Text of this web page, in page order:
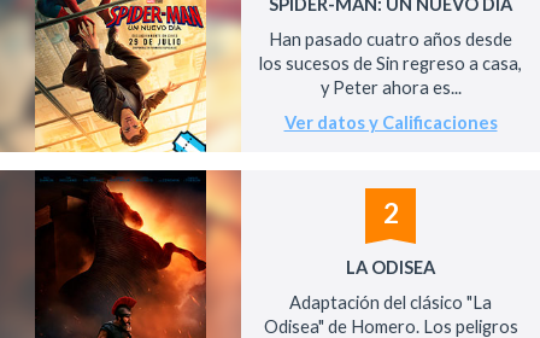
Han pasado cuatro años desde
los sucesos de Sin regreso a casa,
y Peter ahora es...
Ver datos y Calificaciones
2
LA ODISEA
Adaptación del clásico "La
Odisea" de Homero. Los peligros